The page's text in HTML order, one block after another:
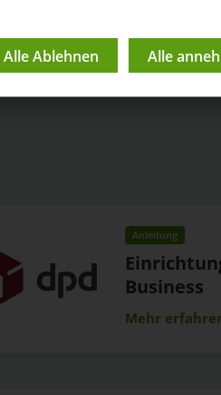
Anleitung
Business
Mehr